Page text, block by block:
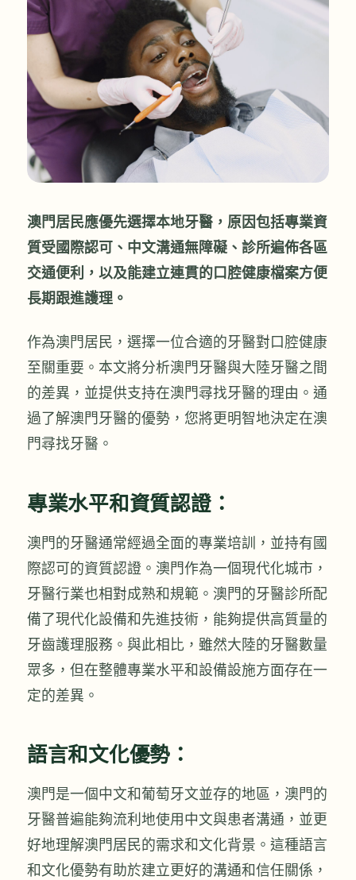
澳門居民應優先選擇本地牙醫，原因包括專業資
質受國際認可、中文溝通無障礙、診所遍佈各區
交通便利，以及能建立連貫的口腔健康檔案方便
長期跟進護理。
作為澳門居民，選擇一位合適的牙醫對口腔健康
至關重要。本文將分析澳門牙醫與大陸牙醫之間
的差異，並提供支持在澳門尋找牙醫的理由。通
過了解澳門牙醫的優勢，您將更明智地決定在澳
門尋找牙醫。
專業水平和資質認證：
澳門的牙醫通常經過全面的專業培訓，並持有國
際認可的資質認證。澳門作為一個現代化城市，
牙醫行業也相對成熟和規範。澳門的牙醫診所配
備了現代化設備和先進技術，能夠提供高質量的
牙齒護理服務。與此相比，雖然大陸的牙醫數量
眾多，但在整體專業水平和設備設施方面存在一
定的差異。
語言和文化優勢：
澳門是一個中文和葡萄牙文並存的地區，澳門的
牙醫普遍能夠流利地使用中文與患者溝通，並更
好地理解澳門居民的需求和文化背景。這種語言
和文化優勢有助於建立更好的溝通和信任關係，